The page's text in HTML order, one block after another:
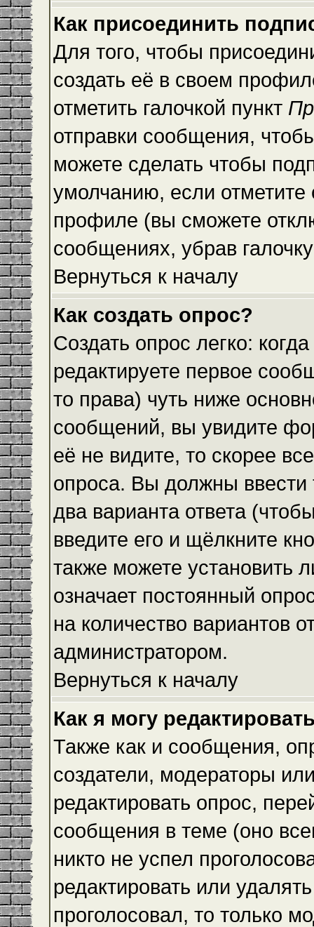
Как присоединить
Для того, чтобы
создать её в своем
отметить галочкой пункт
отправки сообщения,
можете сделать чтобы
умолчанию, если
профиле (вы сможете
сообщениях, убрав
Вернуться к началу
Как создать опрос?
Создать опрос легко:
редактируете первое
то права) чуть ниже
сообщений, вы увидите
её не видите, то скорее
опроса. Вы должны
два варианта ответа
введите его и щёлкните
также можете установить
означает постоянный
на количество вариантов
администратором.
Вернуться к началу
Как я могу
Также как и сообщения,
создатели, модераторы
редактировать опрос,
сообщения в теме (оно
никто не успел
редактировать или
проголосовал, то только